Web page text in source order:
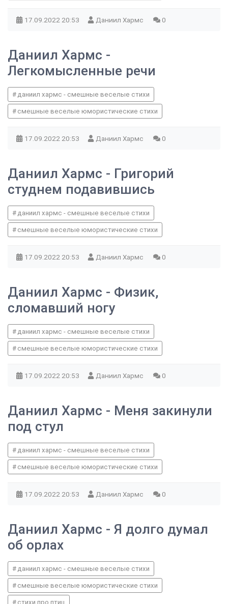
17.09.2022 20:53 Даниил Хармс 0
Даниил Хармс -
Легкомысленные речи
даниил хармс - смешные веселые стихи
смешные веселые юмористические стихи
17.09.2022 20:53 Даниил Хармс 0
Даниил Хармс - Григорий
студнем подавившись
даниил хармс - смешные веселые стихи
смешные веселые юмористические стихи
17.09.2022 20:53 Даниил Хармс 0
Даниил Хармс - Физик,
сломавший ногу
даниил хармс - смешные веселые стихи
смешные веселые юмористические стихи
17.09.2022 20:53 Даниил Хармс 0
Даниил Хармс - Меня закинули
под стул
даниил хармс - смешные веселые стихи
смешные веселые юмористические стихи
17.09.2022 20:53 Даниил Хармс 0
Даниил Хармс - Я долго думал
об орлах
даниил хармс - смешные веселые стихи
смешные веселые юмористические стихи
стихи про птиц